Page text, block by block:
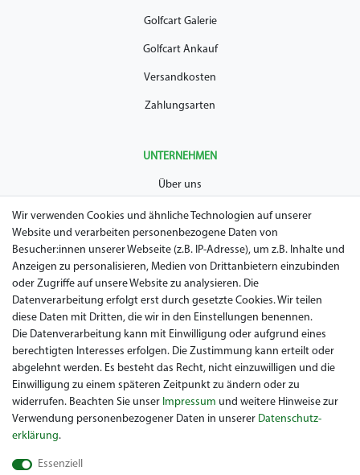
Golfcart Galerie
Golfcart Ankauf
Versandkosten
Zahlungsarten
UNTERNEHMEN
Über uns
AGB
Datenschutz
Impressum
Widerrufsrecht
Garantie / Gewährleistung
Sie suchen ein gebrauchtes Golf Car? Maiers Golfcarts ist Ihr
Wir verwenden Cookies und ähnliche Technologien auf unserer
Website und verarbeiten personenbezogene Daten von
Besucher:innen unserer Webseite (z.B. IP-Adresse), um z.B. Inhalte und
Anzeigen zu personalisieren, Medien von Drittanbietern einzubinden
oder Zugriffe auf unsere Website zu analysieren. Die
Datenverarbeitung erfolgt erst durch gesetzte Cookies. Wir teilen
diese Daten mit Dritten, die wir in den Einstellungen benennen.
Die Datenverarbeitung kann mit Einwilligung oder aufgrund eines
berechtigten Interesses erfolgen. Die Zustimmung kann erteilt oder
abgelehnt werden. Es besteht das Recht, nicht einzuwilligen und die
Einwilligung zu einem späteren Zeitpunkt zu ändern oder zu
widerrufen. Beachten Sie unser Impressum und weitere Hinweise zur
Verwendung personenbezogener Daten in unserer Daten­schutz­
erklärung.
Essenziell